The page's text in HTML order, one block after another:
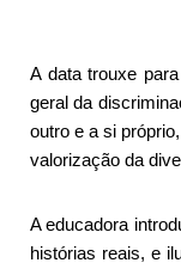
A data trouxe
geral da
outro e a si
valorização da
A educadora
histórias reais, e